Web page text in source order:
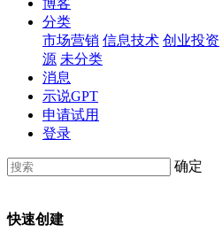
博客
分类
市场营销 信息技术 创业投资
源 未分类
消息
示说GPT
申请试用
登录
确定
快速创建